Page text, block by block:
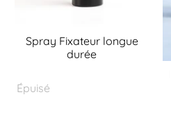
Spray Fixateur longue
durée
Épuisé